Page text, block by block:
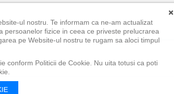
×
ul nostru. Te informam ca ne-am actualizat
persoanelor fizice in ceea ce priveste prelucrarea
pe Website-ul nostru te rugam sa aloci timpul
conform Politicii de Cookie. Nu uita totusi ca poti